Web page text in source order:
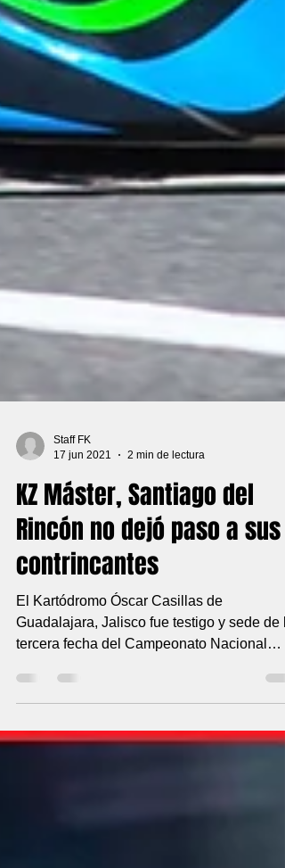
Staff FK
17 jun 2021
KZ Máster, Santiago del
Rincón no dejó paso a sus
contrincantes
El Kartódromo Óscar Casillas de
Guadalajara, Jalisco fue testigo y sede de